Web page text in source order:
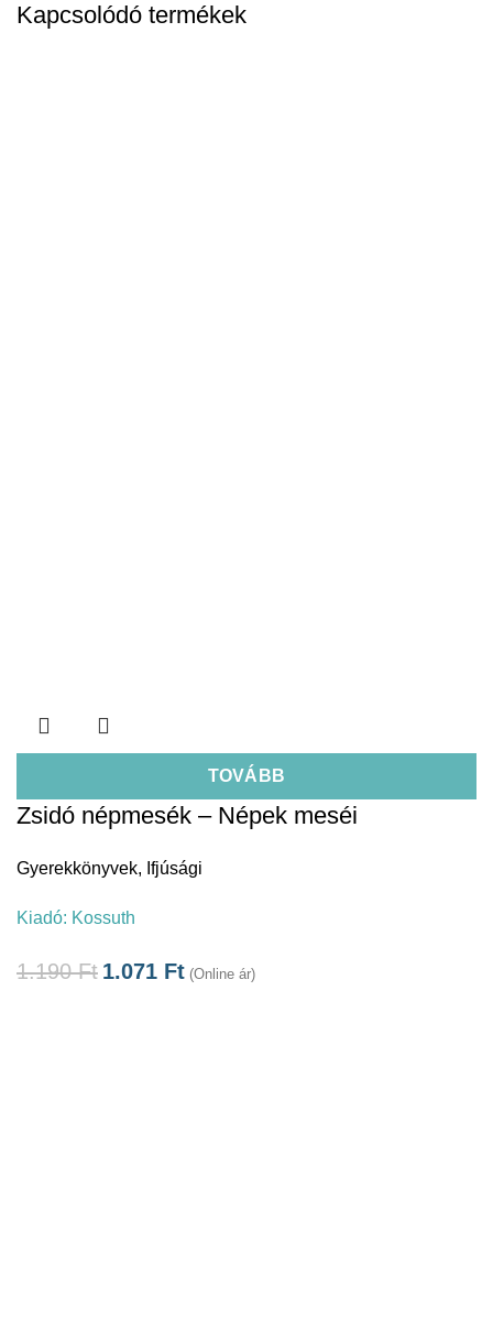
Kapcsolódó termékek
TOVÁBB
Zsidó népmesék – Népek meséi
Gyerekkönyvek, Ifjúsági
Kiadó: Kossuth
1.190Ft 1.071 Ft (Online ár)